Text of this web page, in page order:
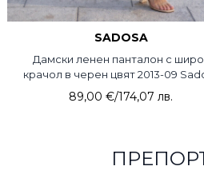
SADOSA
Дамски ленен панталон с
крачол в черен цвят 2013-09
89,00 €/174,07 лв.